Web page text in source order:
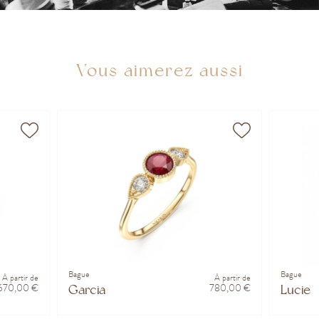
Vous aimerez aussi
À partir de
€
Bague
Garcia
À partir de
780,00 €
Bague
Lucie